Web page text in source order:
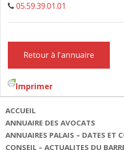
05.59.39.01.01
Retour à l'annuaire
Imprimer
ACCUEIL
ANNUAIRE DES AVOCATS
ANNUAIRES PALAIS – DATES ET
CONSEIL – ACTUALITES DU